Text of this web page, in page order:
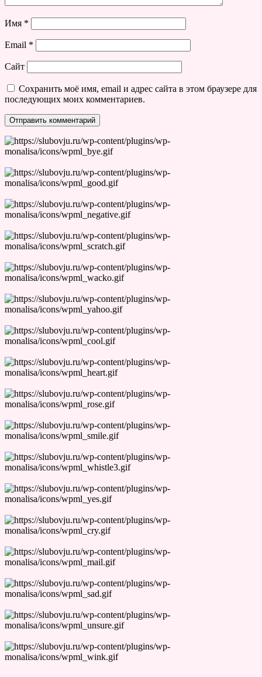
Имя *
Email *
Сайт
Сохранить моё имя, email и адрес сайта в этом браузере для
последующих моих комментариев.